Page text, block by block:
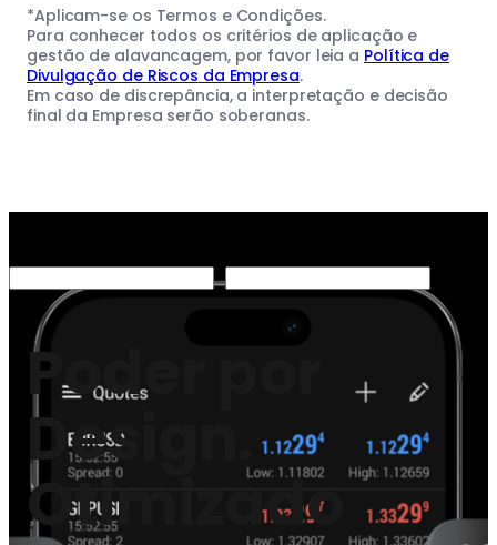
*Aplicam-se os Termos e Condições.
Para conhecer todos os critérios de aplicação e
gestão de alavancagem, por favor leia a Política de
Divulgação de Riscos da Empresa.
Em caso de discrepância, a interpretação e decisão
final da Empresa serão soberanas.
Poder por
Design.
Otimizado